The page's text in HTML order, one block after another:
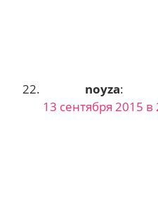
noyza:
13 сентября 2015 в